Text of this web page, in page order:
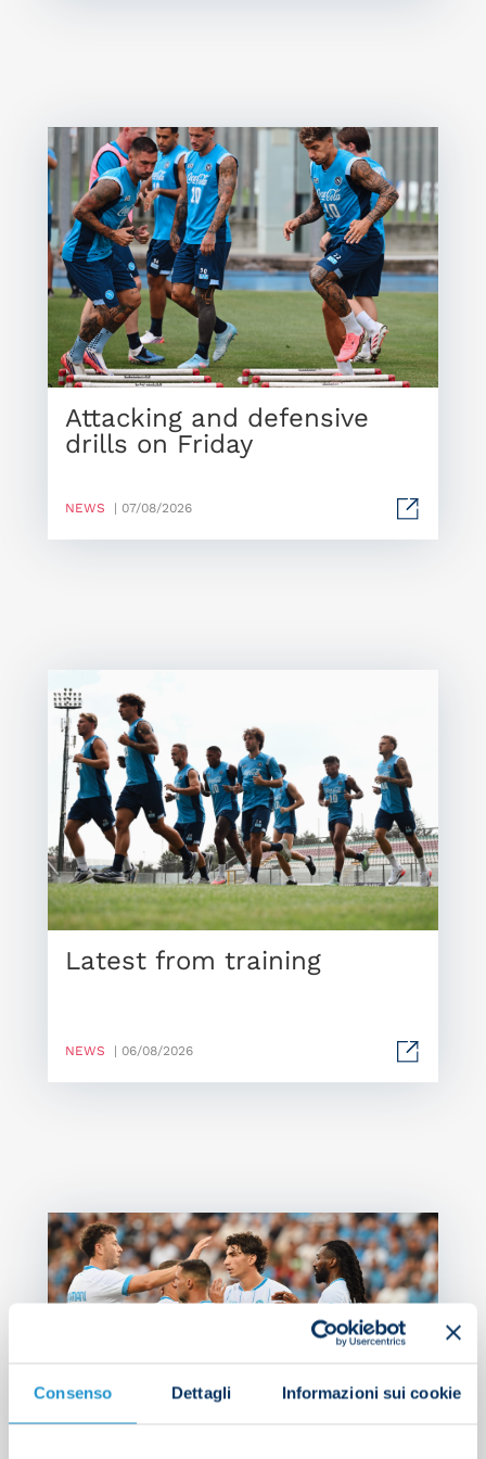
Consenso Dettagli Informazioni sui cookie
Attacking and defensive
drills on Friday
NEWS | 07/08/2026
Latest from training
NEWS | 06/08/2026